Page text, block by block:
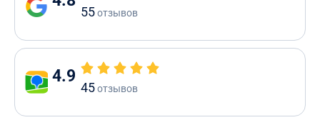
55отзывов
4.9
45отзывов